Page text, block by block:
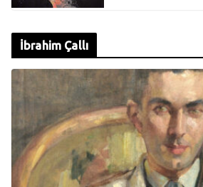
İbrahim Çallı